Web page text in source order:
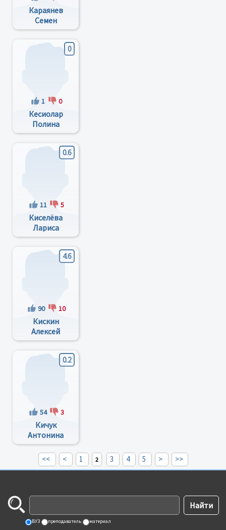
Караянев
Семен
Николаевич
0
1 0
Кесиолар
Полина
Дмитриевна
0.6
11 5
Киселёва
Лариса
Львовна
4.6
90 10
Кискин
Алексей
Николаевич
0.2
54 3
Кичук
Антонина
Валерьевна
<< < 1 2 3 4 5 > >>
ВУЗ преподаватель материал